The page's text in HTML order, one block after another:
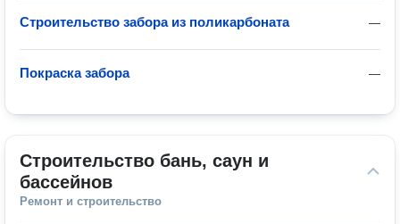
—
Строительство забора из поликарбоната
—
Покраска забора
Строительство бань, саун и
бассейнов
Ремонт и строительство